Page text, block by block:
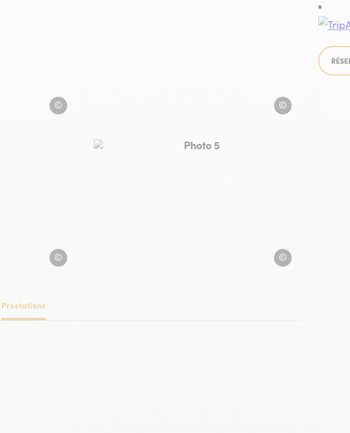
hotel-triton-collioure hotel-triton-collioure
© hotel-triton-collioure
hotel-triton-collioure
Photo 5, © hotel-triton-collioure
hotel-triton-collioure
Prestations